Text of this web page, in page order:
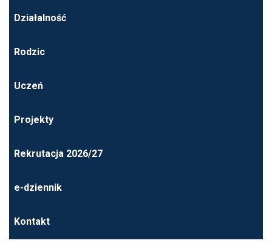
Działalność
Rodzic
Uczeń
Projekty
Rekrutacja 2026/27
e-dziennik
Kontakt